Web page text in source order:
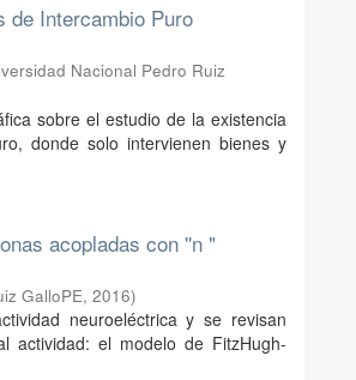
de Intercambio Puro
Nacional Pedro Ruiz
sobre el estudio de la existencia
donde solo intervienen bienes y
acopladas con ''n "
GalloPE,2016)
neuroeléctrica y se revisan
actividad: el modelo de FitzHugh-